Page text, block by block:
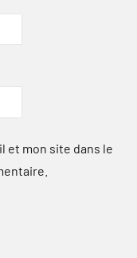
et mon site dans le